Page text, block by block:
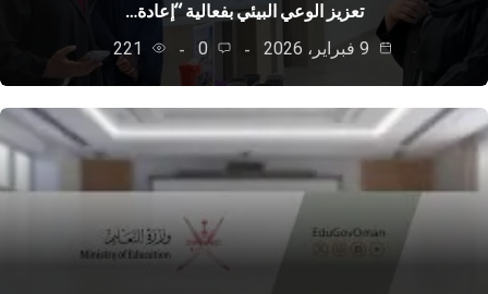
تعزيز الوعي البيئي بفعالية “إعادة…
0
221